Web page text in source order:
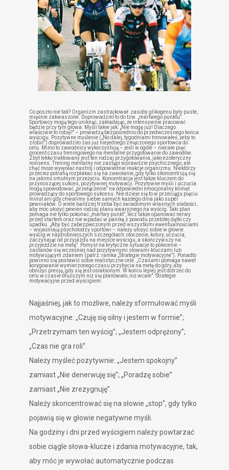
Co poszło nie tak? Organizm zastrajkował: zasoby glikogenu były puste,
mięśnie zakwaszone. Doprowadziło to do tzw. „martwego punktu”.
Sportowcy mogą tego uniknąć, zakładając, że intensywnie pracować
będzie przy tym głowa. Myśli takie jak: „Nie mogę już! Dlaczego
właściwie to robię?” – prowadzą bezpośrednio do przedwczesnego końca
wyścigu. Pozytywne myślenie („No dalej, tygodniami trenowałeś, żeby to
zrobić”) doprowadziło zaś już niejednego zmęczonego sportowca do
celu. Mimo to zawodnicy wykorzystują – jeśli w ogóle – niecałe pięć
procent czasu treningowego na mentalne przygotowanie do zawodów.
Zbyt lekko traktowany jest ten rodzaj przygotowania, jako ezoteryczny
nonsens. Trening mentalny nie zastąpi wprawdzie psychicznego, ale
chęć może wywołać nastrój i odpowiednie reakcje organizmu. Niektórzy
przecież potrafią rozpłakać się na zawołanie, gdy tylko skoncentrują się
na jakimś smutnym przeżyciu. Koncentracja jest także kluczem do
przynoszącej sukces, pozytywnej motywacji. Pozytywne myśli i uczucia
mogą spowodować „przełączenie” na odpowiedni emocjonalny klimat
prowadzący do sportowego sukcesu. Nie dzieje się to w przeciągu pięciu
minut ani gdy chwalimy siebie samych każdego dnia jako super
pewniaków. O wiele bardziej trzeba być świadomym własnych słabości,
aby móc ułożyć pewien rodzaj planu awaryjnego na wyścig. Taki plan
pomaga nie tylko pokonać „martwy punkt”, lecz także opanować nerwy
przed startem oraz nie wpadać w panikę z powodu przebitej dętki czy
upadku. „Aby być zabezpieczonym przed wszystkimi ewentualnościami
– wyjaśniają psycholodzy sportowi – należy ułożyć sobie w głowie
wyścig w najdrobniejszych szczegółach: otoczenie, kolory, uczucia,
zaczynając od przyjazdu na miejsce wyścigu, a skończywszy na
przyjeździe na metę”. Pomysł na krytyczne sytuacje to polecenie –
zastanów się wcześniej nad pozytywnymi słowami-kluczami lub
motywującym zdaniem (patrz: ramka „Strategie motywacyjne”). Ponadto
powinno się postawić sobie realistyczne cele. „Czasami pomaga nawet
korygowanie wymierzonego czasu przybycia na metę do góry, aby
obniżyć presję, gdy się jest osłabionym. W końcu lepiej jest dotrzeć do
celu w czasie dłuższym niż się planowało, niż wcale”. Strategie
motywacyjne przed wyścigiem:
Najjaśniej, jak to możliwe, należy sformułować myśli
motywacyjne: „Czuję się silny i jestem w formie”;
„Przetrzymam ten wyścig”; „Jestem odprężony”;
„Czas nie gra roli”.
Należy myśleć pozytywnie: „Jestem spokojny”
zamiast „Nie denerwuję się”; „Poradzę sobie”
zamiast „Nie zrezygnuję”.
Należy skoncentrować się na słowie „stop”, gdy tylko
pojawią się w głowie negatywne myśli.
Na godziny i dni przed wyścigiem należy powtarzać
sobie ciągle słowa-klucze i zdania motywacyjne, tak,
aby móc je wywołać automatycznie podczas